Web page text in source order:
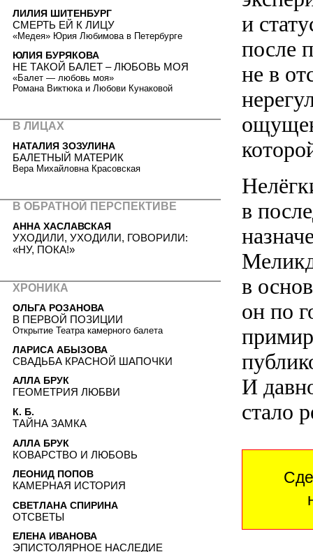
и
после
не в
в
в
он по
И
стало
ЛИЛИЯ ШИТЕНБУРГ
СМЕРТЬ ЕЙ К ЛИЦУ
«Медея» Юрия Любимова в Петербурге
ЮЛИЯ БУРЯКОВА
НЕ ТАКОЙ БАЛЕТ – ЛЮБОВЬ МОЯ
«Балет — любовь моя»
Романа Виктюка и Любови Кунаковой
В ЛИЦАХ
НАТАЛИЯ ЗОЗУЛИНА
БАЛЕТНЫЙ МАТЕРИК
Вера Михайловна Красовская
В ОБРАТНОЙ ПЕРСПЕКТИВЕ
АННА ХАСЛАВСКАЯ
УХОДИЛИ, УХОДИЛИ, ГОВОРИЛИ:
«НУ, ПОКА!»
ХРОНИКА
ОЛЬГА РОЗАНОВА
В ПЕРВОЙ ПОЗИЦИИ
Открытие Театра камерного балета
ЛАРИСА АБЫЗОВА
СВАДЬБА КРАСНОЙ ШАПОЧКИ
АЛЛА БРУК
ГЕОМЕТРИЯ ЛЮБВИ
К. Б.
ТАЙНА ЗАМКА
АЛЛА БРУК
КОВАРСТВО И ЛЮБОВЬ
ЛЕОНИД ПОПОВ
КАМЕРНАЯ ИСТОРИЯ
СВЕТЛАНА СПИРИНА
ОТСВЕТЫ
ЕЛЕНА ИВАНОВА
ЭПИСТОЛЯРНОЕ НАСЛЕДИЕ